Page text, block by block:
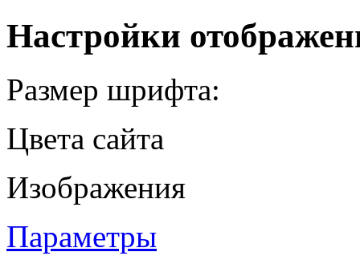
Настройки
Размер шрифта:
Цвета сайта
Изображения
Параметры